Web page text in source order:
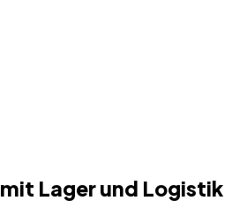
Lager und Logistik